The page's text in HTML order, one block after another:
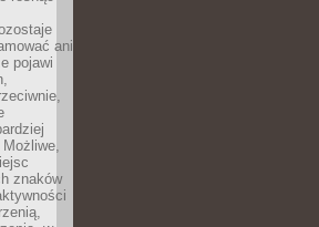
ani
pojawi
znaków